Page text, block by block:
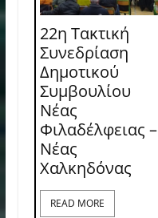
22η Τακτική
Συνεδρίαση
Δημοτικού
Συμβουλίου
Νέας
Φιλαδέλφειας –
Νέας
Χαλκηδόνας
READ MORE